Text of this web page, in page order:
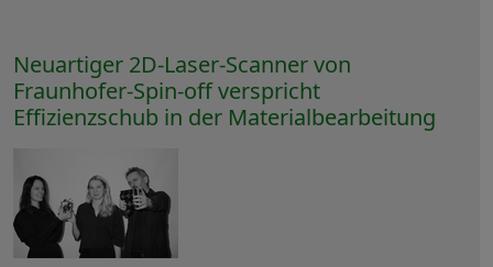
Neuartiger 2D-Laser-Scanner von
Fraunhofer-Spin-off verspricht
Effizienzschub in der Materialbearbeitung